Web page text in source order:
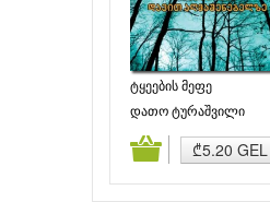
ტყეების მეფე
(ლეგენდები დავით
დათო ტურაშვილი
₾5.20 GEL
კალათაში დამატება